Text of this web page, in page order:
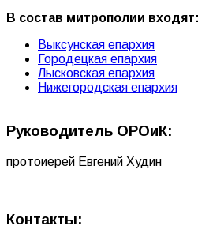
В состав митрополии входят:
Выксунская епархия
Городецкая епархия
Лысковская епархия
Нижегородская епархия
Руководитель ОРОиК:
протоиерей Евгений Худин
Контакты: